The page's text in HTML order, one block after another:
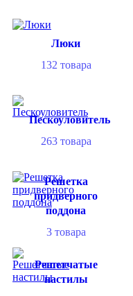
Люки
132 товара
Пескоуловитель
263товара
Решетка
придверного
поддона
3товара
Решетчатые
настилы